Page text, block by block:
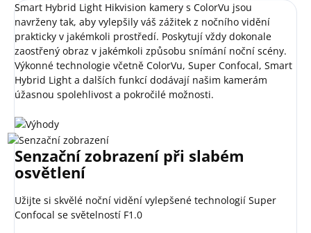
Smart Hybrid Light Hikvision kamery s ColorVu jsou
navrženy tak, aby vylepšily váš zážitek z nočního vidění
prakticky v jakémkoli prostředí. Poskytují vždy dokonale
zaostřený obraz v jakémkoli způsobu snímání noční scény.
Výkonné technologie včetně ColorVu, Super Confocal, Smart
Hybrid Light a dalších funkcí dodávají našim kamerám
úžasnou spolehlivost a pokročilé možnosti.
Senzační zobrazení při slabém
osvětlení
Užijte si skvělé noční vidění vylepšené technologií Super
Confocal se světelností F1.0